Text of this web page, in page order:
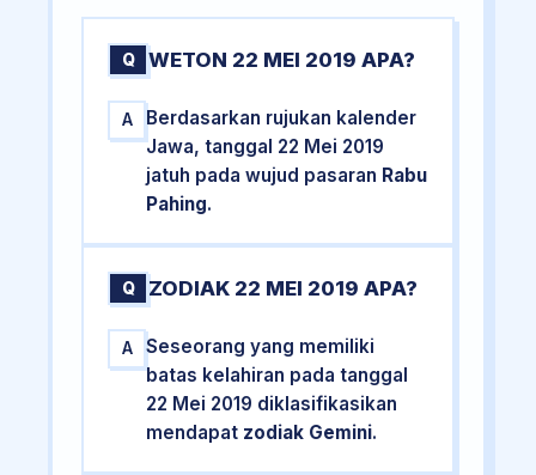
Q WETON 22 MEI 2019 APA?
A
Berdasarkan rujukan kalender
Jawa, tanggal 22 Mei 2019
jatuh pada wujud pasaran Rabu
Pahing.
Q ZODIAK 22 MEI 2019 APA?
A
Seseorang yang memiliki
batas kelahiran pada tanggal
22 Mei 2019 diklasifikasikan
mendapat zodiak Gemini.